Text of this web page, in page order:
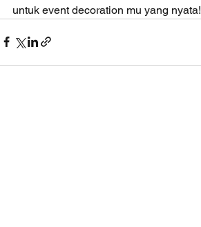
untuk event decoration mu yang nyata!